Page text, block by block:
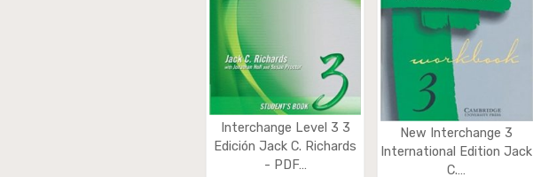
Interchange Level 3 3
Edición Jack C. Richards
- PDF…
New Interchange 3
International Edition Jack
C.…